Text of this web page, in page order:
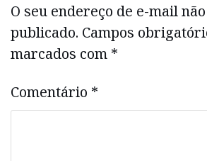
O seu endereço de e-mail
publicado. Campos
marcados com *
Comentário *